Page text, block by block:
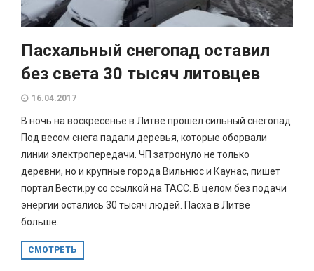
Пасхальный снегопад оставил
без света 30 тысяч литовцев
16.04.2017
В ночь на воскресенье в Литве прошел сильный снегопад.
Под весом снега падали деревья, которые оборвали
линии электропередачи. ЧП затронуло не только
деревни, но и крупные города Вильнюс и Каунас, пишет
портал Вести.ру со ссылкой на ТАСС. В целом без подачи
энергии остались 30 тысяч людей. Пасха в Литве
больше...
СМОТРЕТЬ